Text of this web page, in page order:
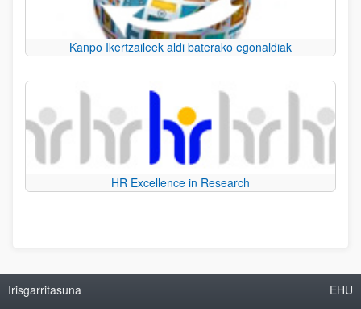
Kanpo Ikertzaileek aldi baterako egonaldiak
HR Excellence in Research
Irisgarritasuna EHU